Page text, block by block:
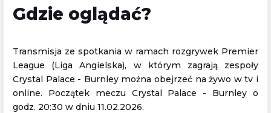
Gdzie oglądać?
Transmisja ze spotkania w ramach rozgrywek Premier
League (Liga Angielska), w którym zagrają zespoły
Crystal Palace - Burnley można obejrzeć na żywo w tv i
online. Początek meczu Crystal Palace - Burnley o
godz. 20:30 w dniu 11.02.2026.